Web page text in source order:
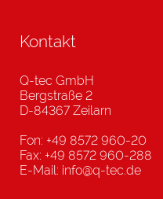
Kontakt
Q-tec GmbH
Bergstraße 2
D-84367 Zeilarn
Fon: +49 8572 960-20
Fax: +49 8572 960-288
E-Mail: info@q-tec.de